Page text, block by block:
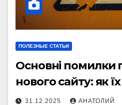
ПОЛЕЗНЫЕ СТАТЬИ
Основні помилки
нового сайту: як
31.12.2025 АНАТОЛИЙ